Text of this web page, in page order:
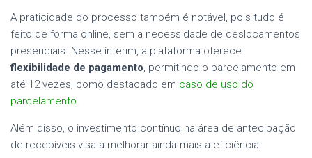
A praticidade do processo também é notável, pois tudo é
feito de forma online, sem a necessidade de deslocamentos
presenciais. Nesse ínterim, a plataforma oferece
flexibilidade de pagamento, permitindo o parcelamento em
até 12 vezes, como destacado em caso de uso do
parcelamento.
Além disso, o investimento contínuo na área de antecipação
de recebíveis visa a melhorar ainda mais a eficiência.